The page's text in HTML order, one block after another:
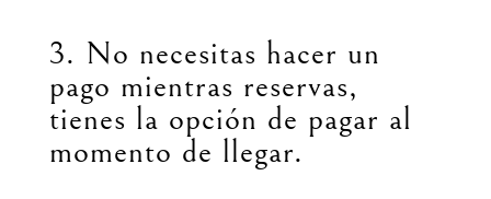
3. No necesitas hacer un
pago mientras reservas,
tienes la opción de pagar al
momento de llegar.